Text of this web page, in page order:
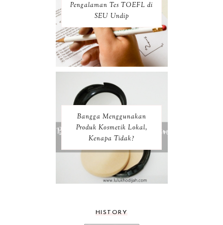
Pengalaman Tes TOEFL di
SEU Undip
Bangga Menggunakan
Produk Kosmetik Lokal,
Kenapa Tidak?
HISTORY